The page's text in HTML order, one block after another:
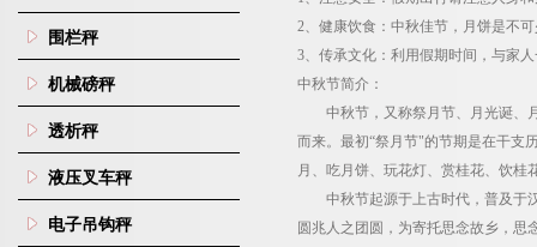
围栏秤
机械磅秤
透析秤
液压叉车秤
电子吊钩秤
2、健康饮食：中秋佳节，月饼是不
3、传承文化：利用假期时间，与家
中秋节简介：
中秋节，又称祭月节、月光诞、
而来。最初“祭月节"的节期是在干支
月、吃月饼、玩花灯、赏桂花、饮桂
中秋节起源于上古时代，普及于
圆兆人之团圆，为寄托思念故乡，思